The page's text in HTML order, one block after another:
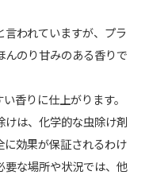
われていますが、プラ
んのり甘みのある香りで
香りに仕上がります。
けは、化学的な虫除け剤
に効果が保証されるわけ
な場所や状況では、他